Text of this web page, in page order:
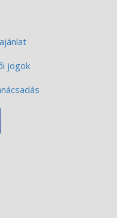
jogok